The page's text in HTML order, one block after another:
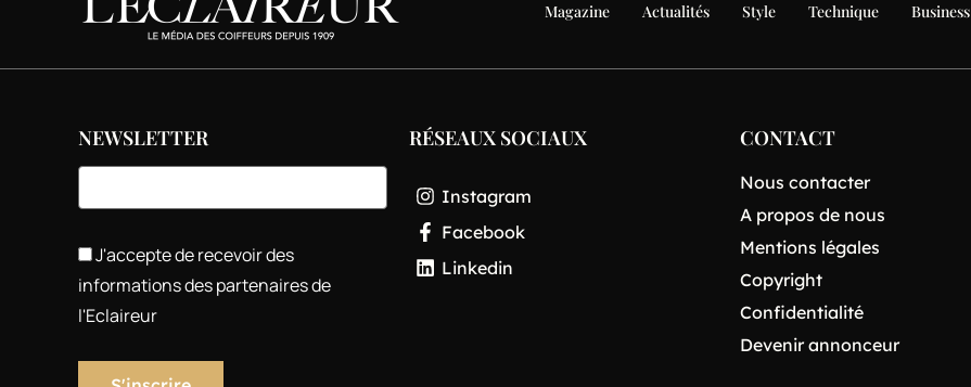
Magazine Actualités Style Technique Business
NEWSLETTER
J'accepte de recevoir des
informations des partenaires de
l'Eclaireur
RÉSEAUX SOCIAUX
Instagram
Facebook
Linkedin
CONTACT
Nous contacter
A propos de nous
Mentions légales
Copyright
Confidentialité
Devenir annonceur